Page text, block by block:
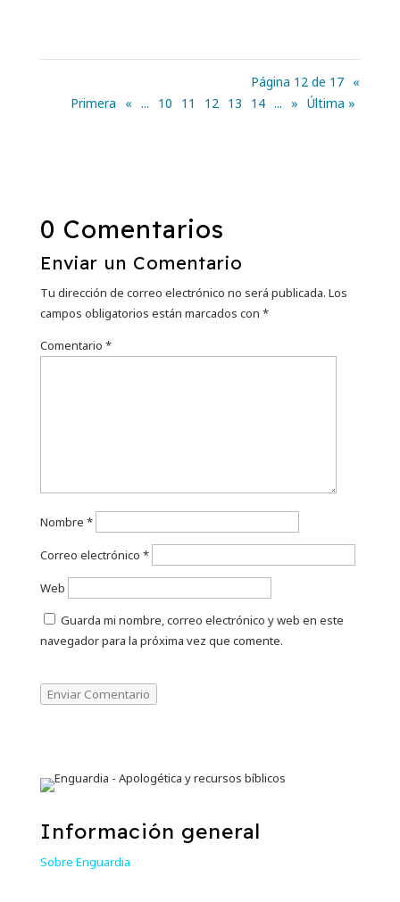
Página 12 de 17 «
Primera
« ... 10 11 12 13 14 ... » Última »
0 Comentarios
Enviar un Comentario
Tu dirección de correo electrónico no será publicada. Los
campos obligatorios están marcados con *
Comentario *
Nombre *
Correo electrónico *
Web
Guarda mi nombre, correo electrónico y web en este
navegador para la próxima vez que comente.
Enviar Comentario
Información general
Sobre Enguardia